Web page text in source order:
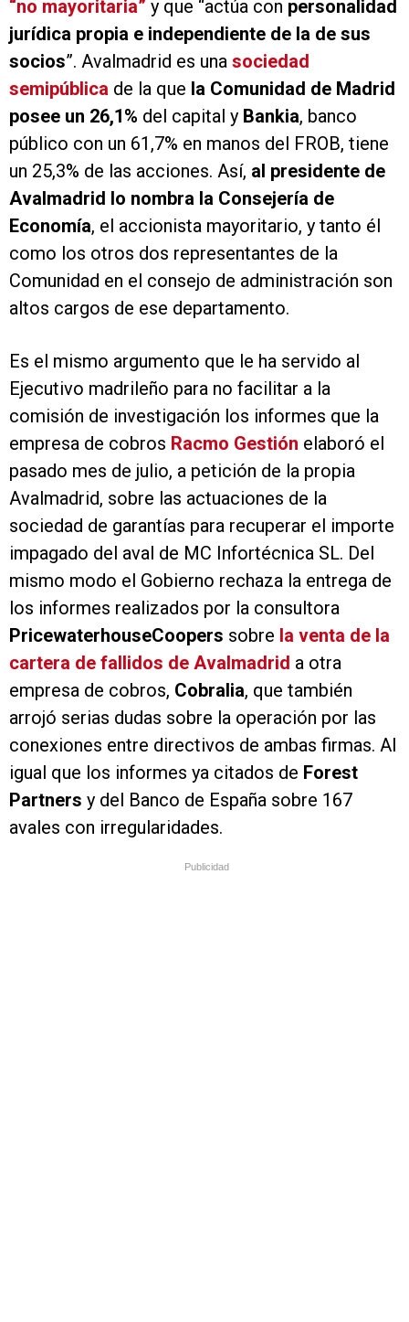
“no mayoritaria” y que “actúa con personalidad
jurídica propia e independiente de la de sus
socios”. Avalmadrid es una sociedad
semipública de la que la Comunidad de Madrid
posee un 26,1% del capital y Bankia, banco
público con un 61,7% en manos del FROB, tiene
un 25,3% de las acciones. Así, al presidente de
Avalmadrid lo nombra la Consejería de
Economía, el accionista mayoritario, y tanto él
como los otros dos representantes de la
Comunidad en el consejo de administración son
altos cargos de ese departamento.
Es el mismo argumento que le ha servido al
Ejecutivo madrileño para no facilitar a la
comisión de investigación los informes que la
empresa de cobros Racmo Gestión elaboró el
pasado mes de julio, a petición de la propia
Avalmadrid, sobre las actuaciones de la
sociedad de garantías para recuperar el importe
impagado del aval de MC Infortécnica SL. Del
mismo modo el Gobierno rechaza la entrega de
los informes realizados por la consultora
PricewaterhouseCoopers sobre la venta de la
cartera de fallidos de Avalmadrid a otra
empresa de cobros, Cobralia, que también
arrojó serias dudas sobre la operación por las
conexiones entre directivos de ambas firmas. Al
igual que los informes ya citados de Forest
Partners y del Banco de España sobre 167
avales con irregularidades.
Publicidad